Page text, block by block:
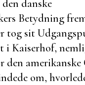
danske
Betydning
tog sit
i Kaiserhof,
den amerikanske
om,